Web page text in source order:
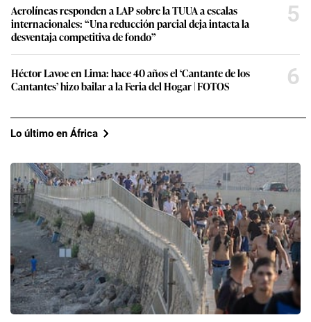
Aerolíneas responden a LAP sobre la TUUA a escalas
internacionales: “Una reducción parcial deja intacta la
desventaja competitiva de fondo”
5
Héctor Lavoe en Lima: hace 40 años el ‘Cantante de los
Cantantes’ hizo bailar a la Feria del Hogar | FOTOS
6
Lo último en África